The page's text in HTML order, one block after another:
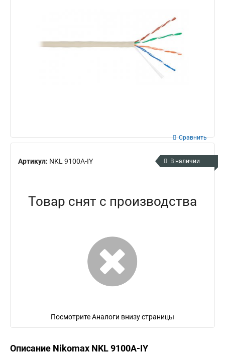
Артикул: NKL 9100A-IY
Сравнить
В наличии
Товар снят с производства
Посмотрите Аналоги внизу страницы
Описание Nikomax NKL 9100A-IY